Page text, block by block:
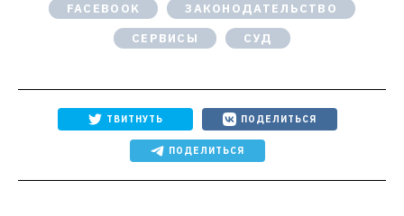
FACEBOOK
ЗАКОНОДАТЕЛЬСТВО
СЕРВИСЫ
СУД
ТВИТНУТЬ ПОДЕЛИТЬСЯ
ПОДЕЛИТЬСЯ